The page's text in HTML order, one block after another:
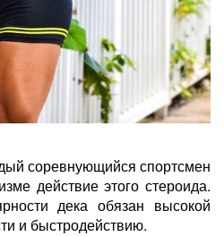
соревнующийся спортсмен
действие этого стероида.
дека обязан высокой
и быстродействию.